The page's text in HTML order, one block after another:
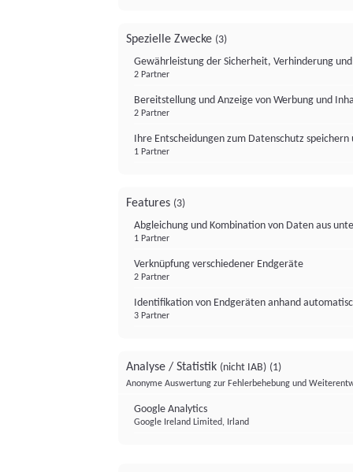
Spezielle Zwecke (3)
Gewährleistung der Sicherheit, Verhinderung
2 Partner
Bereitstellung und Anzeige von Werbung und
2 Partner
Ihre Entscheidungen zum Datenschutz
1 Partner
Features (3)
Abgleichung und Kombination von Daten aus
1 Partner
Verknüpfung verschiedener Endgeräte
2 Partner
Identifikation von Endgeräten anhand
3 Partner
Analyse / Statistik (nicht IAB) (1)
Anonyme Auswertung zur Fehlerbehebung und
Google Analytics
Google Ireland Limited, Irland